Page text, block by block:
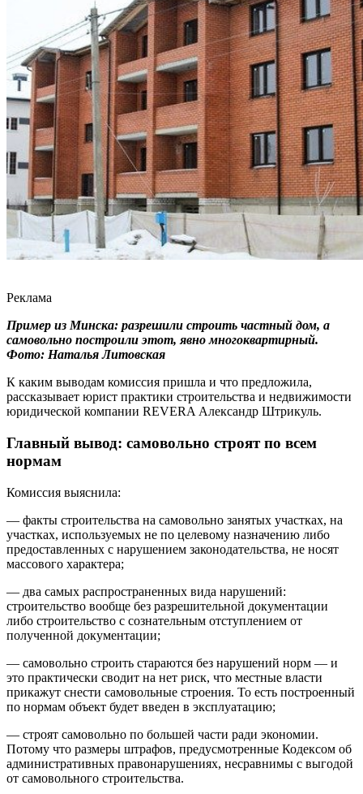
Реклама
Пример из Минска: разрешили строить частный дом, а
самовольно построили этот, явно многоквартирный.
Фото: Наталья Литовская
К каким выводам комиссия пришла и что предложила,
рассказывает юрист практики строительства и недвижимости
юридической компании REVERA Александр Штрикуль.
Главный вывод: самовольно строят по всем
нормам
Комиссия выяснила:
— факты строительства на самовольно занятых участках, на
участках, используемых не по целевому назначению либо
предоставленных с нарушением законодательства, не носят
массового характера;
— два самых распространенных вида нарушений:
строительство вообще без разрешительной документации
либо строительство с сознательным отступлением от
полученной документации;
— самовольно строить стараются без нарушений норм — и
это практически сводит на нет риск, что местные власти
прикажут снести самовольные строения. То есть построенный
по нормам объект будет введен в эксплуатацию;
— строят самовольно по большей части ради экономии.
Потому что размеры штрафов, предусмотренные Кодексом об
административных правонарушениях, несравнимы с выгодой
от самовольного строительства.